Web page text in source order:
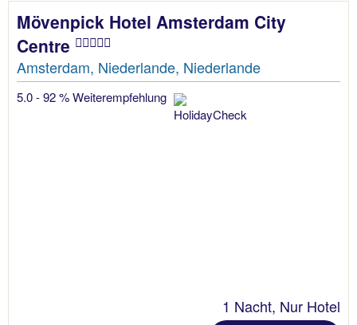
Mövenpick Hotel Amsterdam City
Centre
Amsterdam, Niederlande, Niederlande
5.0 - 92 % Weiterempfehlung
1 Nacht, Nur Hotel